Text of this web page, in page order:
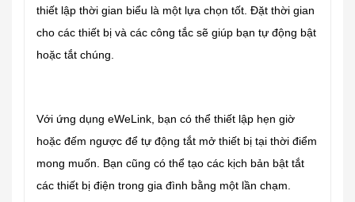
thiết lập thời gian biểu là một lựa chọn tốt. Đặt thời gian
cho các thiết bị và các công tắc sẽ giúp bạn tự động bật
hoặc tắt chúng.
Với ứng dụng eWeLink, bạn có thể thiết lập hẹn giờ
hoặc đếm ngược để tự động tắt mở thiết bị tại thời điểm
mong muốn. Bạn cũng có thể tạo các kịch bản bật tắt
các thiết bị điện trong gia đình bằng một lần chạm.